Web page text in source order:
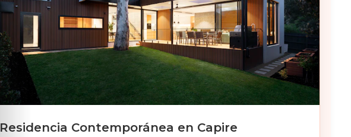
Residencia Contemporánea en Capire